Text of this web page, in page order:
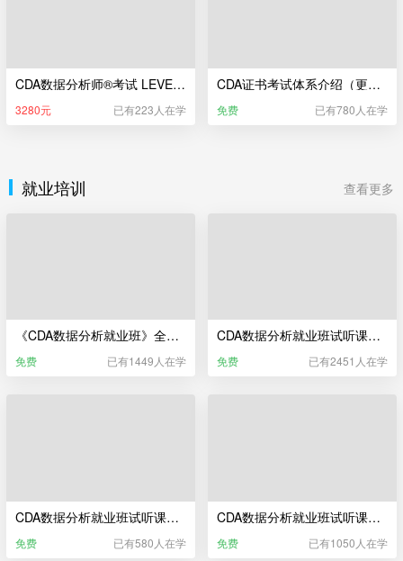
CDA数据分析师®考试 LEVEL III 辅导课（新版）
3280元 已有223人在学
CDA证书考试体系介绍（更新于2025年5月22日）
免费 已有780人在学
就业培训 查看更多
《CDA数据分析就业班》全流程实录宣传片
免费 已有1449人在学
CDA数据分析就业班试听课——数据科学相关行业及岗位介绍
免费 已有2451人在学
CDA数据分析就业班试听课——CDA数据分析师教研服务
免费 已有580人在学
CDA数据分析就业班试听课——Python编程基础与数据清洗
免费 已有1050人在学